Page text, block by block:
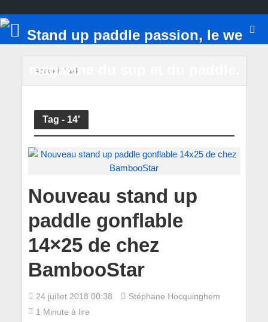
Accueil/ 14'
Tag - 14′
Nouveau stand up
paddle gonflable
14×25 de chez
BambooStar
24 juillet 2018 00:38
Stéphane Hocquinghem
1 Minute à lire